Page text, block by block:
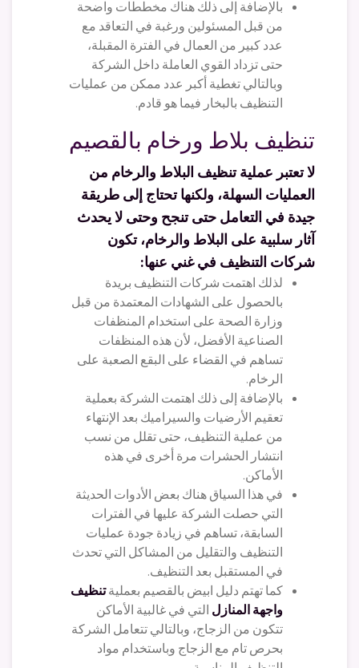
بالإضافة إلى ذلك هناك مخططات واضحة
من قبل المسئولين ورغبة في التعاقد مع
عدد كبير من العمال في الفترة المقبلة،
حتى تزداد القوي العاملة داخل الشركة
وبالتالي تغطية أكبر عدد ممكن من عمليات
التنظيف بالبخار فيما هو قادم.
تنظيف بلاط ورخام بالقصيم
لا تعتبر عملية تنظيف البلاط والرخام من
العمليات السهلة، ولكنها تحتاج إلى طريقة
جيدة في التعامل حتى تنجح وحتى لا يحدث
آثار سلبية على البلاط والرخام، تكون
شركات التنظيف في غني عنها:
لذلك اهتمت شركات التنظيف بريدة
بالحصول على الشهادات المعتمدة من قبل
وزارة الصحة على استخدام المنظفات
الصناعية الأفضل، لأن هذه المنظفات
تساهم في القضاء على البقع الصعبة على
الرخام.
بالإضافة إلى ذلك اهتمت الشركة بعملية
تعقيم الأرضيات والسيراميك بعد الإنتهاء
من عملية التنظيف، حتى تقلل من نسب
انتشار الحشرات مرة أخرى في هذه
الأماكن.
في هذا السياق هناك بعض الأدوات الحديثة
التي حصلت الشركة عليها في الفترات
السابقة، تساهم في زيادة جودة عمليات
التنظيف والتقليل من المشاكل التي تحدث
في المستقبل بعد التنظيف.
كما تهتم دليل ابيض بالقصيم بعمليةتنظيف
واجهة المنازل التي في غالبية الأماكن
تتكون من الزجاج، وبالتالي تتعامل الشركة
بحرص تام مع الزجاج وباستخدام مواد